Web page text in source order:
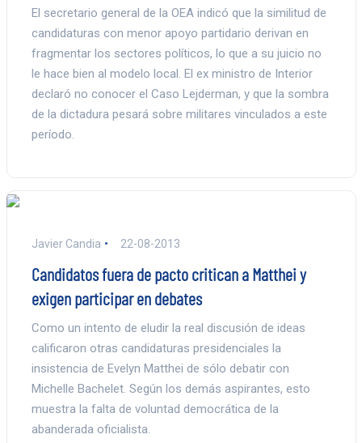
El secretario general de la OEA indicó que la similitud de
candidaturas con menor apoyo partidario derivan en
fragmentar los sectores políticos, lo que a su juicio no
le hace bien al modelo local. El ex ministro de Interior
declaró no conocer el Caso Lejderman, y que la sombra
de la dictadura pesará sobre militares vinculados a este
período.
Javier Candia 22-08-2013
Candidatos fuera de pacto critican a Matthei y
exigen participar en debates
Como un intento de eludir la real discusión de ideas
calificaron otras candidaturas presidenciales la
insistencia de Evelyn Matthei de sólo debatir con
Michelle Bachelet. Según los demás aspirantes, esto
muestra la falta de voluntad democrática de la
abanderada oficialista.